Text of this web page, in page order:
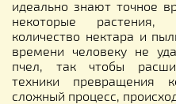
идеально знают точное
некоторые
количество нектара и
времени человеку не
пчел, так чтобы
техники превращения
сложный процесс,